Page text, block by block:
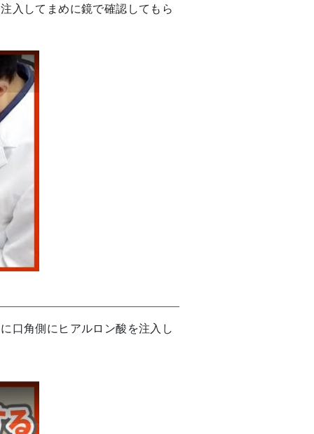
入してまめに鏡で確認してもら
口角側にヒアルロン酸を注入し